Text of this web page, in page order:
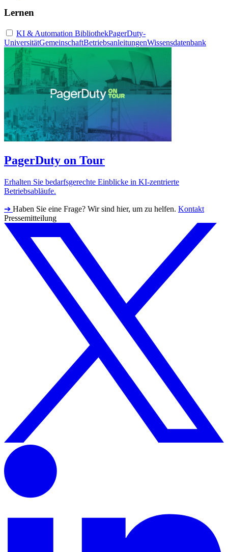
Lernen
KI & Automation BibliothekPagerDuty-
UniversitätGemeinschaftBetriebsanleitungenWissensdatenbank
PagerDuty on Tour
Erhalten Sie bedarfsgerechte Einblicke in KI-zentrierte
Betriebsabläufe.
➔ Haben Sie eine Frage? Wir sind hier, um zu helfen. Kontakt
Pressemitteilung